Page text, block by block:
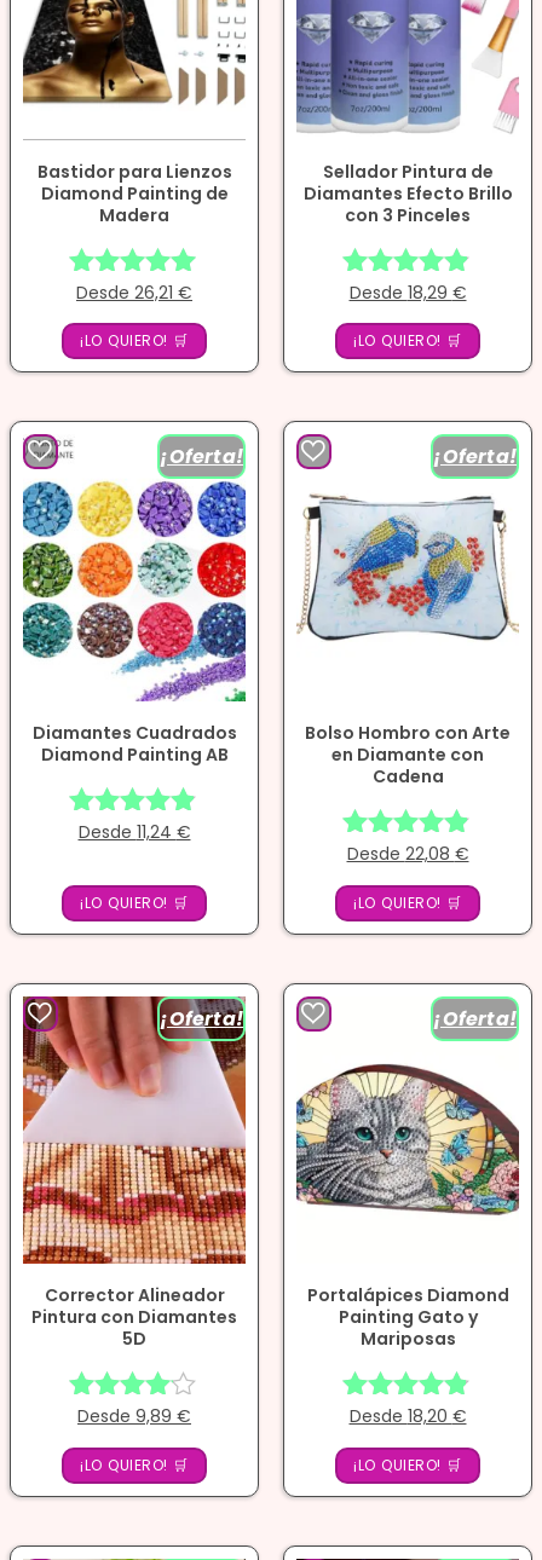
Bastidor para Lienzos
Diamond Painting de
Madera
Valorado
con
4.86
de 5
Desde 26,21 €
¡LO QUIERO! 🛒
Sellador Pintura de
Diamantes Efecto Brillo
con 3 Pinceles
Valorado
con
4.75
de 5
Desde 18,29 €
¡LO QUIERO! 🛒
¡Oferta!
Diamantes Cuadrados
Diamond Painting AB
Valorado
4.75
de 5
Desde 11,24 €
¡LO QUIERO! 🛒
¡Oferta!
Bolso Hombro con Arte
en Diamante con
Cadena
Valorado
con
4.75
de 5
Desde 22,08 €
¡LO QUIERO! 🛒
¡Oferta!
Corrector Alineador
Pintura con Diamantes
5D
Valorado
con
4.00
de 5
Desde 9,89 €
¡LO QUIERO! 🛒
¡Oferta!
Portalápices Diamond
Painting Gato y
Mariposas
Valorado
con
4.71
de 5
Desde 18,20 €
¡LO QUIERO! 🛒